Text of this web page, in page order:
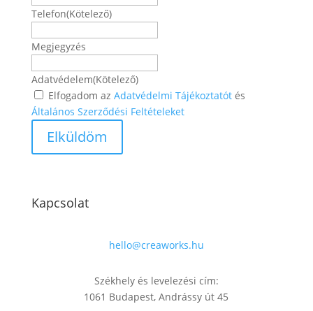
Telefon(Kötelező)
Megjegyzés
Adatvédelem(Kötelező)
Elfogadom az Adatvédelmi Tájékoztatótés
Általános Szerződési Feltételeket
Kapcsolat
hello@creaworks.hu
Székhely és levelezési cím:
1061 Budapest, Andrássy út 45